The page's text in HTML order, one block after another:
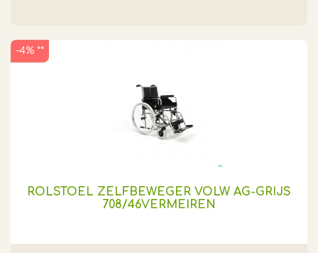
ROLSTOEL ZELFBEWEGER VOLW AG-GRIJS
708/46VERMEIREN
-4% **